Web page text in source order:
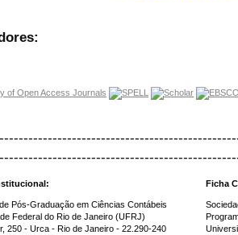
Pós-Graduação em Ciências Contábeis
Federal do Rio de Janeiro (UFRJ)
250 - Urca - Rio de Janeiro - 22.290-240
Ficha